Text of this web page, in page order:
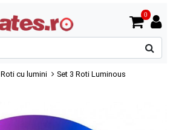
0
Roti cu lumini
Set 3 Roti Luminous